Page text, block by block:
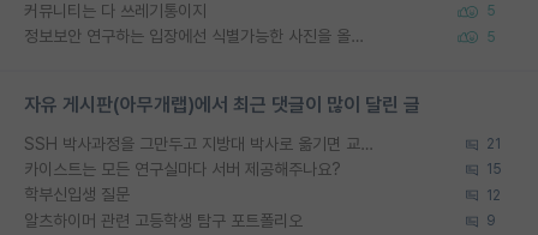
커뮤니티는 다 쓰레기통이지 5
정보보안 연구하는 입장에선 식별가능한 사진을 올리는건 비추이긴함 5
자유 게시판(아무개랩)에서 최근 댓글이 많이 달린 글
SSH 박사과정을 그만두고 지방대 박사로 옮기면 교수의 꿈은 끝일까요? 21
카이스트는 모든 연구실마다 서버 제공해주나요? 15
학부신입생 질문 12
알츠하이머 관련 고등학생 탐구 포트폴리오 9